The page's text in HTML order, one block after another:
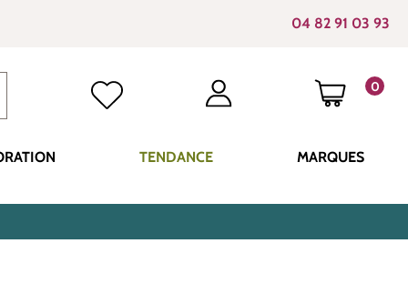
04 82 91 03 93
0
LE
TENDANCE MARQUES